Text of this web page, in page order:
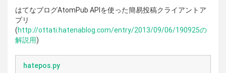
はてなブログAtomPub APIを使った簡易投稿クライアントア
プリ
(http://ottati.hatenablog.com/entry/2013/09/06/190925の
解説用)
hatepos.py